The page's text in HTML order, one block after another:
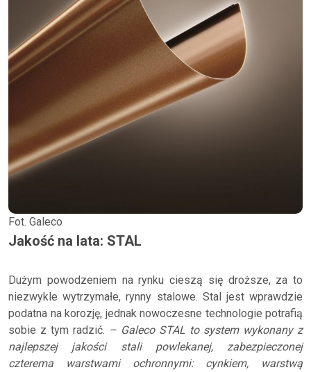
Fot. Galeco
Jakość na lata: STAL
Dużym powodzeniem na rynku cieszą się droższe, za to
niezwykle wytrzymałe, rynny stalowe. Stal jest wprawdzie
podatna na korozję, jednak nowoczesne technologie potrafią
sobie z tym radzić. – Galeco STAL to system wykonany z
najlepszej jakości stali powlekanej, zabezpieczonej
czterema warstwami ochronnymi: cynkiem, warstwą